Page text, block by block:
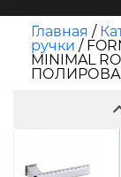
Главная /
ручки /
MINIMAL